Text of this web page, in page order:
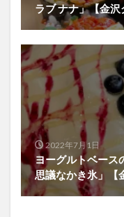
ラブ ナナ」【金沢
2022年7月1日
ヨーグルトベース
思議なかき氷」【